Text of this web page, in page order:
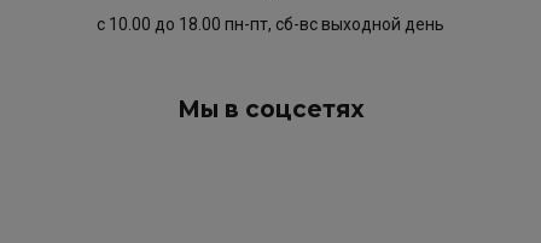
с 10.00 до 18.00 пн-пт, сб-вс выходной день
Мы в соцсетях